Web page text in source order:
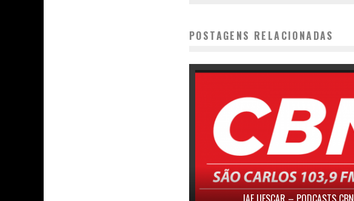
POSTAGENS RELACIONADAS